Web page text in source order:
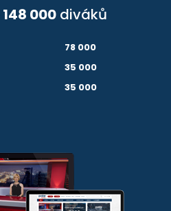
148 000 diváků
78 000
35 000
35 000